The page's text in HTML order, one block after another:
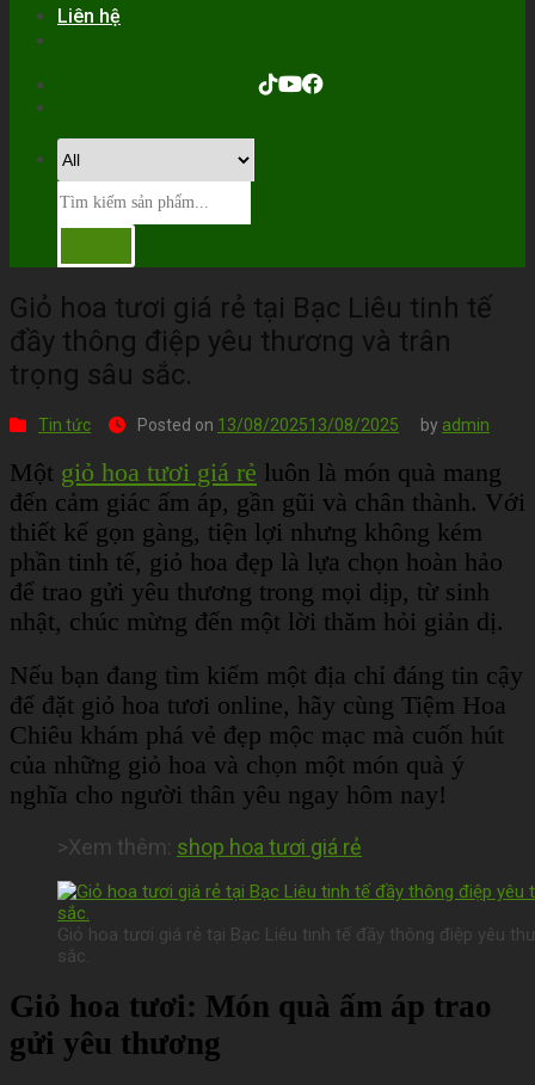
Liên hệ
Giỏ hoa tươi giá rẻ tại Bạc Liêu tinh tế
đầy thông điệp yêu thương và trân
trọng sâu sắc.
Tin tức Posted on 13/08/202513/08/2025 by admin
Một giỏ hoa tươi giá rẻ luôn là món quà mang
đến cảm giác ấm áp, gần gũi và chân thành. Với
thiết kế gọn gàng, tiện lợi nhưng không kém
phần tinh tế, giỏ hoa đẹp là lựa chọn hoàn hảo
để trao gửi yêu thương trong mọi dịp, từ sinh
nhật, chúc mừng đến một lời thăm hỏi giản dị.
Nếu bạn đang tìm kiếm một địa chỉ đáng tin cậy
để đặt giỏ hoa tươi online, hãy cùng Tiệm Hoa
Chiêu khám phá vẻ đẹp mộc mạc mà cuốn hút
của những giỏ hoa và chọn một món quà ý
nghĩa cho người thân yêu ngay hôm nay!
>Xem thêm: shop hoa tươi giá rẻ
Giỏ hoa tươi giá rẻ tại Bạc Liêu tinh tế đầy thông điệp yêu
sắc.
Giỏ hoa tươi: Món quà ấm áp trao
gửi yêu thương